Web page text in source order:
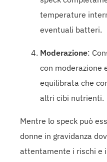
temperature
eventuali batteri.
Moderazione:
con moderazione
equilibrata che
altri cibi nutrienti.
Mentre lo speck può
donne in gravidanza
attentamente i rischi e